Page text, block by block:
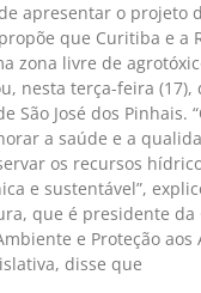
apresentar o projeto
que Curitiba e a
zona livre de
nesta terça-feira (17),
São José dos Pinhais.
a saúde e a
os recursos
e sustentável”,
que é presidente da
e Proteção aos
disse que